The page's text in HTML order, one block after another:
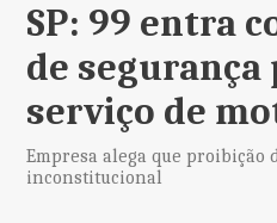
SP: 99 entra
de
serviço de
Empresa alega que proibição
inconstitucional